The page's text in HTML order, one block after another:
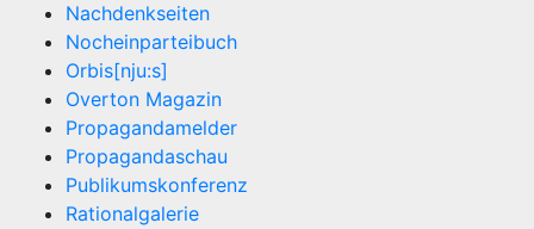
Nachdenkseiten
Nocheinparteibuch
Orbis[nju:s]
Overton Magazin
Propagandamelder
Propagandaschau
Publikumskonferenz
Rationalgalerie